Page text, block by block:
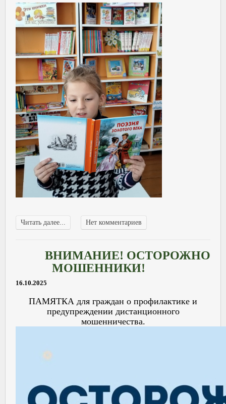
Читать далее... Нет комментариев
ВНИМАНИЕ! ОСТОРОЖНО
МОШЕННИКИ!
16.10.2025
ПАМЯТКА для граждан о профилактике и
предупреждении дистанционного
мошенничества.